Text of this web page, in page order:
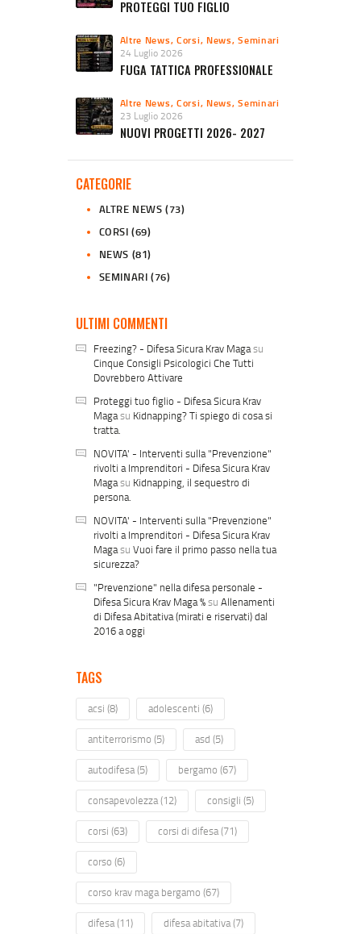
PROTEGGI TUO FIGLIO
Altre News,Corsi, News,Seminari
24 Luglio 2026
FUGA TATTICA PROFESSIONALE
Altre News,Corsi, News,Seminari
23 Luglio 2026
NUOVI PROGETTI 2026- 2027
CATEGORIE
ALTRE NEWS (73)
CORSI (69)
NEWS (81)
SEMINARI (76)
ULTIMI COMMENTI
Freezing? - Difesa Sicura Krav Magasu
Cinque Consigli Psicologici Che Tutti
Dovrebbero Attivare
Proteggi tuo figlio - Difesa Sicura Krav
Magasu Kidnapping? Ti spiego di cosa si
tratta.
NOVITA' - Interventi sulla "Prevenzione"
rivolti a Imprenditori - Difesa Sicura Krav
Magasu Kidnapping, il sequestro di
persona.
NOVITA' - Interventi sulla "Prevenzione"
rivolti a Imprenditori - Difesa Sicura Krav
MagasuVuoi fare il primo passo nella tua
sicurezza?
"Prevenzione" nella difesa personale -
Difesa Sicura Krav Maga %suAllenamenti
di Difesa Abitativa (mirati e riservati) dal
2016 a oggi
TAGS
acsi (8) adolescenti (6)
antiterrorismo (5) asd (5)
autodifesa(5) bergamo (67)
consapevolezza(12) consigli (5)
corsi (63) corsi di difesa(71)
corso (6)
corso krav maga bergamo (67)
difesa(11) difesa abitativa(7)